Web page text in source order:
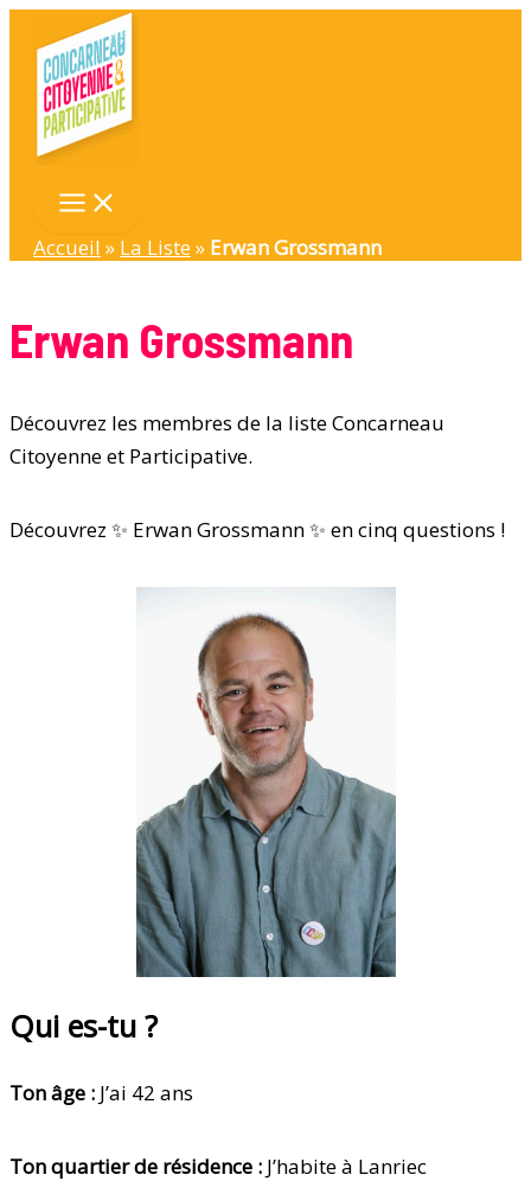
contenu
Accueil » La Liste» Erwan Grossmann
Erwan Grossmann
Découvrez les membres de la liste Concarneau
Citoyenne et Participative.
Découvrez ✨ Erwan Grossmann ✨ en cinq questions !
Qui es-tu ?
Ton âge : J’ai 42 ans
Ton quartier de résidence : J’habite à Lanriec